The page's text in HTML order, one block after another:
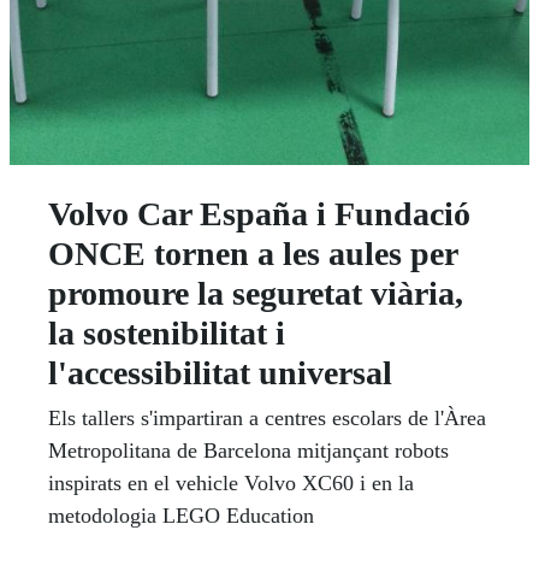
Volvo Car España i Fundació
ONCE tornen a les aules per
promoure la seguretat viària,
la sostenibilitat i
l'accessibilitat universal
Els tallers s'impartiran a centres escolars de l'Àrea
Metropolitana de Barcelona mitjançant robots
inspirats en el vehicle Volvo XC60 i en la
metodologia LEGO Education